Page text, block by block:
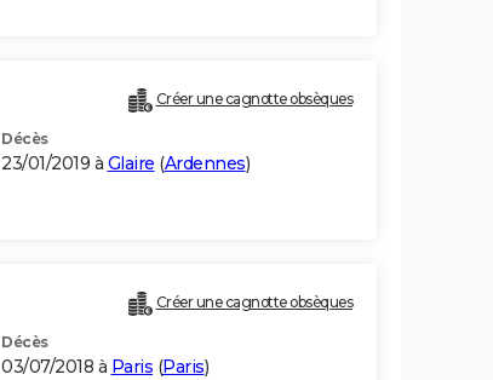
Créer une cagnotte obsèques
Décès
23/01/2019 à Glaire (Ardennes)
Créer une cagnotte obsèques
Décès
03/07/2018 à Paris (Paris)